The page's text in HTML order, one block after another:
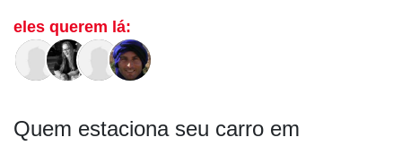
eles querem lá:
Quem estaciona seu carro em